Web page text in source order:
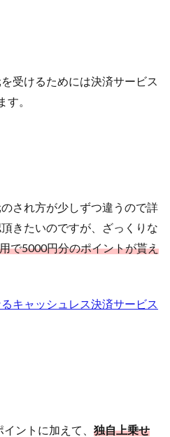
受けるためには決済サービス
。
され方が少しずつ違うので詳
きたいのですが、ざっくりな
で5000円分のポイントが貰え
キャッシュレス決済サービス
ントに加えて、 独自上乗せ